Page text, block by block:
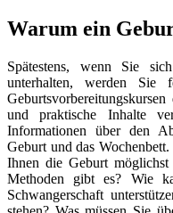
Warum ein
Spätestens, wenn Sie
unterhalten, werden Sie
und praktische Inhalte
Informationen über den
Geburt und das
Ihnen die Geburt möglichst
Methoden gibt es? Wie
Schwangerschaft